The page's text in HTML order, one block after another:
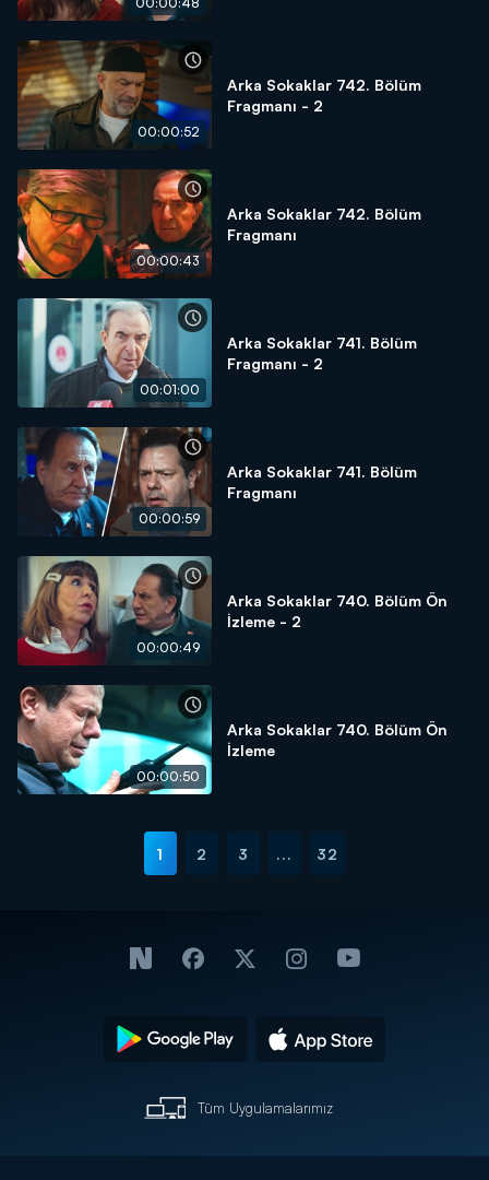
00:00:52
Arka Sokaklar 742. Bölüm
Fragmanı - 2
00:00:43
Arka Sokaklar 742. Bölüm
Fragmanı
00:01:00
Arka Sokaklar 741. Bölüm
Fragmanı - 2
00:00:59
Arka Sokaklar 741. Bölüm
Fragmanı
00:00:49
Arka Sokaklar 740. Bölüm Ön
İzleme - 2
00:00:50
Arka Sokaklar 740. Bölüm Ön
İzleme
1 2 3 ... 32
Tüm Uygulamalarımız